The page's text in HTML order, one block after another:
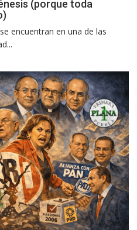
(porque toda
encuentran en una de las